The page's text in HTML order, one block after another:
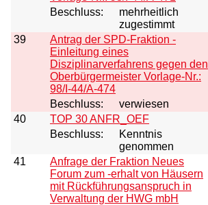
Beschluss:
mehrheitlich
zugestimmt
39
Antrag der SPD-Fraktion -
Einleitung eines
Disziplinarverfahrens gegen den
Oberbürgermeister Vorlage-Nr.:
98/I-44/A-474
Beschluss:
verwiesen
40
TOP 30 ANFR_OEF
Beschluss:
Kenntnis
genommen
41
Anfrage der Fraktion Neues
Forum zum -erhalt von Häusern
mit Rückführungsanspruch in
Verwaltung der HWG mbH